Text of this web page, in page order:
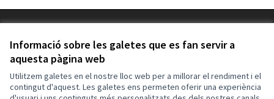
Informació sobre les galetes que es fan servir a
aquesta pàgina web
Utilitzem galetes en el nostre lloc web per a millorar el rendiment i el
contingut d'aquest. Les galetes ens permeten oferir una experiència
Configuració de les galetes
Decidim Calafell a X
(Enllaç extern)
Decidim Calafell a Facebook
(Enllaç extern)
Decidim Calafell a YouTube
(Enllaç extern)
Decidim Calafell a GitHub
(Enllaç extern)